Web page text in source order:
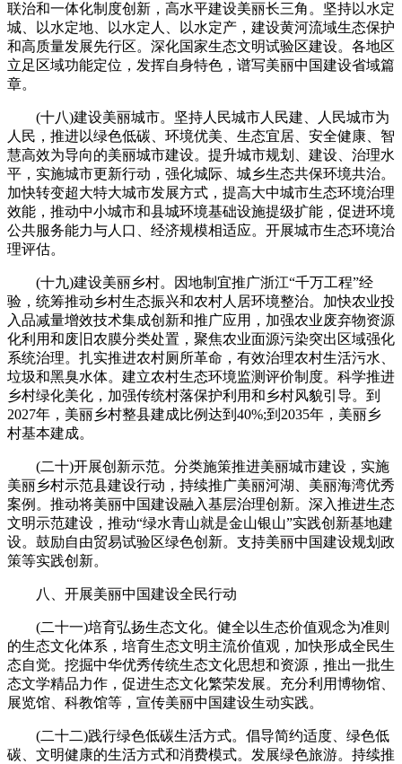
联治和一体化制度创新，高水平建设美丽长三角。坚持以水定
城、以水定地、以水定人、以水定产，建设黄河流域生态保护
和高质量发展先行区。深化国家生态文明试验区建设。各地区
立足区域功能定位，发挥自身特色，谱写美丽中国建设省域篇
章。
(十八)建设美丽城市。坚持人民城市人民建、人民城市为
人民，推进以绿色低碳、环境优美、生态宜居、安全健康、智
慧高效为导向的美丽城市建设。提升城市规划、建设、治理水
平，实施城市更新行动，强化城际、城乡生态共保环境共治。
加快转变超大特大城市发展方式，提高大中城市生态环境治理
效能，推动中小城市和县城环境基础设施提级扩能，促进环境
公共服务能力与人口、经济规模相适应。开展城市生态环境治
理评估。
(十九)建设美丽乡村。因地制宜推广浙江“千万工程”经
验，统筹推动乡村生态振兴和农村人居环境整治。加快农业投
入品减量增效技术集成创新和推广应用，加强农业废弃物资源
化利用和废旧农膜分类处置，聚焦农业面源污染突出区域强化
系统治理。扎实推进农村厕所革命，有效治理农村生活污水、
垃圾和黑臭水体。建立农村生态环境监测评价制度。科学推进
乡村绿化美化，加强传统村落保护利用和乡村风貌引导。到
2027年，美丽乡村整县建成比例达到40%;到2035年，美丽乡
村基本建成。
(二十)开展创新示范。分类施策推进美丽城市建设，实施
美丽乡村示范县建设行动，持续推广美丽河湖、美丽海湾优秀
案例。推动将美丽中国建设融入基层治理创新。深入推进生态
文明示范建设，推动“绿水青山就是金山银山”实践创新基地建
设。鼓励自由贸易试验区绿色创新。支持美丽中国建设规划政
策等实践创新。
八、开展美丽中国建设全民行动
(二十一)培育弘扬生态文化。健全以生态价值观念为准则
的生态文化体系，培育生态文明主流价值观，加快形成全民生
态自觉。挖掘中华优秀传统生态文化思想和资源，推出一批生
态文学精品力作，促进生态文化繁荣发展。充分利用博物馆、
展览馆、科教馆等，宣传美丽中国建设生动实践。
(二十二)践行绿色低碳生活方式。倡导简约适度、绿色低
碳、文明健康的生活方式和消费模式。发展绿色旅游。持续推